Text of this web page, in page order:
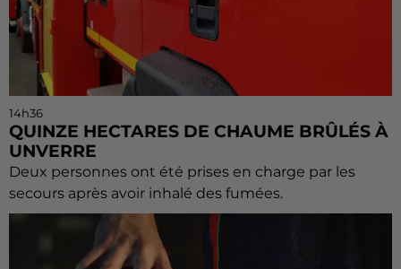
14h36
QUINZE HECTARES DE CHAUME BRÛLÉS À
UNVERRE
Deux personnes ont été prises en charge par les
secours après avoir inhalé des fumées.